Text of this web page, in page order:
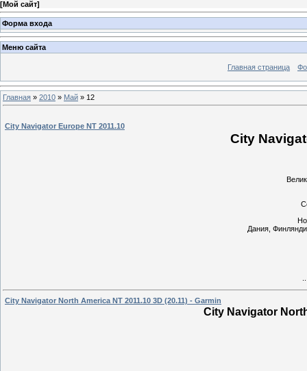
[Мой сайт]
Форма входа
Меню сайта
Главная страница
Главная » 2010 » Май » 12
City Navigator Europe NT 2011.10
City
Дания,
City Navigator North America NT 2011.10 3D (20.11) - Garmin
City Navigator